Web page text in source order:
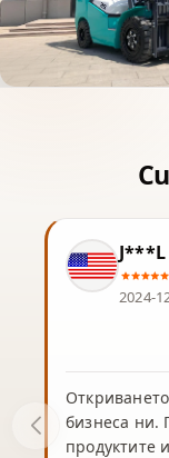
J***L
2024-
бизнеса ни.
продуктите